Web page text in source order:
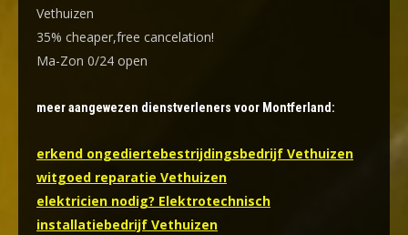
Vethuizen
35% cheaper,free cancelation!
Ma-Zon 0/24 open
meer aangewezen dienstverleners voor Montferland:
erkend ongediertebestrijdingsbedrijf Vethuizen
witgoed reparatie Vethuizen
elektricien nodig? Elektrotechnisch
installatiebedrijf Vethuizen